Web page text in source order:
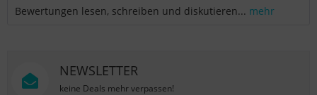
Bewertungen lesen, schreiben und diskutieren... mehr
NEWSLETTER
keine Deals mehr verpassen!